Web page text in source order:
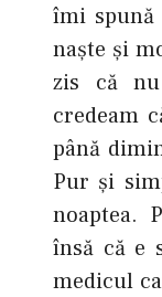
îmi
naşte şi
zis că
credeam
până
Pur şi
noaptea.
însă că e
medicul